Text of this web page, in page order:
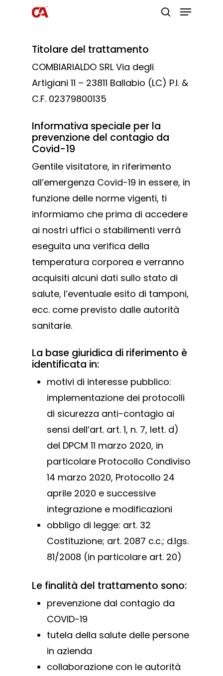
Premi invio per cercare o ESC per
uscire
Titolare del trattamento
COMBIARIALDO SRL Via degli
Artigiani 11 – 23811 Ballabio (LC) P.I. &
C.F. 02379800135
Informativa speciale per la
prevenzione del contagio da
Covid-19
Gentile visitatore, in riferimento
all’emergenza Covid-19 in essere, in
funzione delle norme vigenti, ti
informiamo che prima di accedere
ai nostri uffici o stabilimenti verrà
eseguita una verifica della
temperatura corporea e verranno
acquisiti alcuni dati sullo stato di
salute, l’eventuale esito di tamponi,
ecc. come previsto dalle autorità
sanitarie.
La base giuridica di riferimento è
identificata in:
motivi di interesse pubblico:
implementazione dei protocolli
di sicurezza anti-contagio ai
sensi dell’art. art. 1, n. 7, lett. d)
del DPCM 11 marzo 2020, in
particolare Protocollo Condiviso
14 marzo 2020, Protocollo 24
aprile 2020 e successive
integrazione e modificazioni
obbligo di legge: art. 32
Costituzione; art. 2087 c.c.; d.lgs.
81/2008 (in particolare art. 20)
Le finalità del trattamento sono:
prevenzione dal contagio da
COVID-19
tutela della salute delle persone
in azienda
collaborazione con le autorità